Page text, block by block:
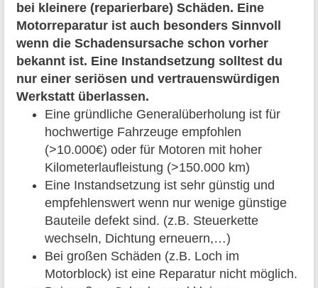
bei kleinere (reparierbare) Schäden. Eine
Motorreparatur ist auch besonders Sinnvoll
wenn die Schadensursache schon vorher
bekannt ist. Eine Instandsetzung solltest du
nur einer seriösen und vertrauenswürdigen
Werkstatt überlassen.
Eine gründliche Generalüberholung ist für
hochwertige Fahrzeuge empfohlen
(>10.000€) oder für Motoren mit hoher
Kilometerlaufleistung (>150.000 km)
Eine Instandsetzung ist sehr günstig und
empfehlenswert wenn nur wenige günstige
Bauteile defekt sind. (z.B. Steuerkette
wechseln, Dichtung erneuern,…)
Bei großen Schäden (z.B. Loch im
Motorblock) ist eine Reparatur nicht möglich.